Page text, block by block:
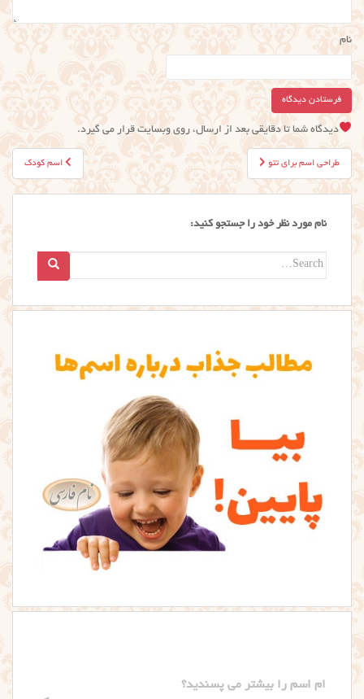
نام
دیدگاه شما تا دقایقی بعد از ارسال، روی وبسایت قرار می گیرد.
راهبری
نوشته
اسم کودک طراحی اسم برای تتو
نام مورد نظر خود را جستجو کنید:
Search